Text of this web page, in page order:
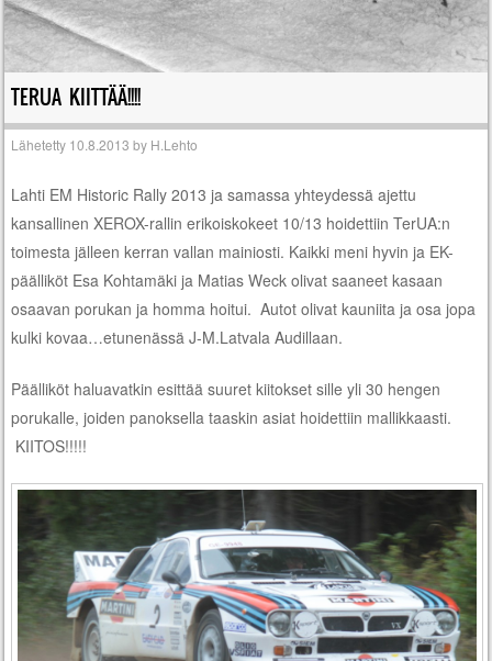
TERUA KIITTÄÄ!!!!
Lähetetty 10.8.2013 by H.Lehto
Lahti EM Historic Rally 2013 ja samassa yhteydessä ajettu
kansallinen XEROX-rallin erikoiskokeet 10/13 hoidettiin TerUA:n
toimesta jälleen kerran vallan mainiosti. Kaikki meni hyvin ja EK-
päälliköt Esa Kohtamäki ja Matias Weck olivat saaneet kasaan
osaavan porukan ja homma hoitui. Autot olivat kauniita ja osa jopa
kulki kovaa…etunenässä J-M.Latvala Audillaan.
Päälliköt haluavatkin esittää suuret kiitokset sille yli 30 hengen
porukalle, joiden panoksella taaskin asiat hoidettiin mallikkaasti.
KIITOS!!!!!